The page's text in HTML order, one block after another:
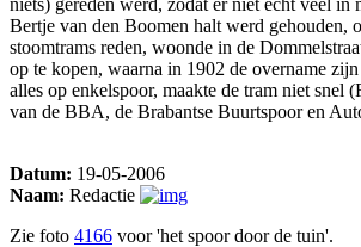
Bertje van den Boomen halt werd gehouden,
stoomtrams reden, woonde in de
op te kopen, waarna in 1902 de overname
alles op enkelspoor, maakte de tram niet snel
van de BBA, de Brabantse Buurtspoor en
Datum: 19-05-2006
Naam: Redactie
Zie foto 4166 voor 'het spoor door de tuin'.